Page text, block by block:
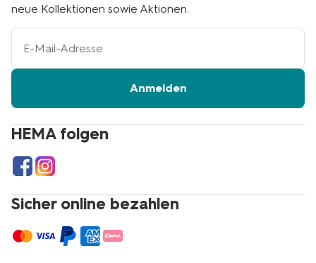
HEMA folgen
Sicher online bezahlen
neue Kollektionen sowie Aktionen.
Ihre
Adresse
Anmelden